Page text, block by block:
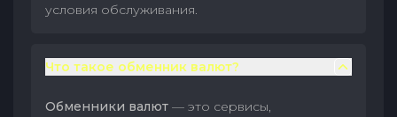
условия обслуживания.
Что такое обменник валют?
Обменники валют — это сервисы,